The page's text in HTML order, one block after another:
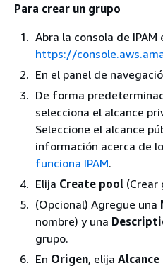
Para crear un grupo
Abra la consola de IPAM
https://
En el panel de
De forma
selecciona el alcance
Seleccione el alcance
información acerca de
funciona IPAM.
Elija Create pool (Crear
(Opcional) Agregue una
nombre) y una
grupo.
En Origen, elija Alcance